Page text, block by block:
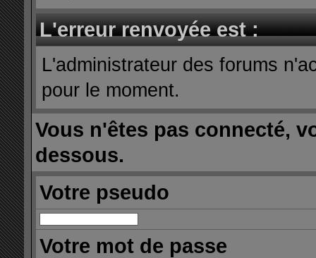
L'erreur renvoyée est :
L'administrateur des forums
pour le moment.
Vous n'êtes pas connecté,
dessous.
Votre pseudo
Votre mot de passe